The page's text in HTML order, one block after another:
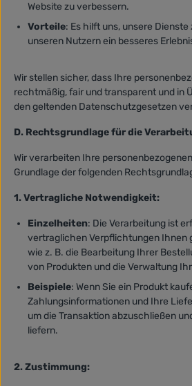
Website zu verbessern.
Vorteile: Es hilft uns, unsere
unseren Nutzern ein besseres
Wir stellen sicher, dass Ihre
rechtmäßig, fair und transparent und in
den geltenden Datenschutzgesetzen
D. Rechtsgrundlage für die
Wir verarbeiten Ihre
Grundlage der folgenden
1. Vertragliche Notwendigkeit:
Einzelheiten: Die Verarbeitung ist
vertraglichen Verpflichtungen Ihnen
wie z. B. die Bearbeitung Ihrer
von Produkten und die Verwaltung
Beispiele: Wenn Sie ein Produkt
Zahlungsinformationen und Ihre
um die Transaktion abzuschließen
liefern.
2. Zustimmung: